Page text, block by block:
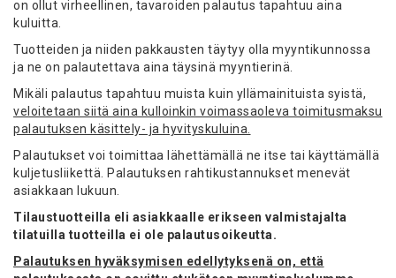
on ollut virheellinen, tavaroiden palautus tapahtuu aina
kuluitta.
Tuotteiden ja niiden pakkausten täytyy olla myyntikunnossa
ja ne on palautettava aina täysinä myyntierinä.
Mikäli palautus tapahtuu muista kuin yllämainituista syistä,
veloitetaan siitä aina kulloinkin voimassaoleva toimitusmaksu
palautuksen käsittely- ja hyvityskuluina.
Palautukset voi toimittaa lähettämällä ne itse tai käyttämällä
kuljetusliikettä. Palautuksen rahtikustannukset menevät
asiakkaan lukuun.
Tilaustuotteilla eli asiakkaalle erikseen valmistajalta
tilatuilla tuotteilla ei ole palautusoikeutta.
Palautuksen hyväksymisen edellytyksenä on, että